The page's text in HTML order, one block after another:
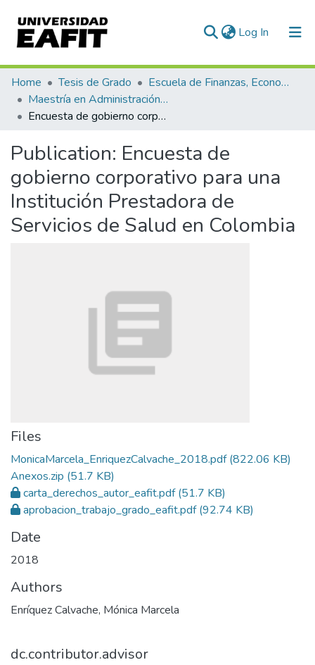
Log In (current)
Communities & Collections
All of DSpace
Home Tesis de Grado
Escuela de Finanzas, Economía y Gobierno
Maestría en Administración Financiera (tesis)
Encuesta de gobierno corporativo para una Institución Prestadora de Servicios de Salud en Colombia
Publication: Encuesta de
gobierno corporativo para una
Institución Prestadora de
Servicios de Salud en Colombia
Files
MonicaMarcela_EnriquezCalvache_2018.pdf(822.06 KB)
Anexos.zip (51.7 KB)
carta_derechos_autor_eafit.pdf(51.7 KB)
aprobacion_trabajo_grado_eafit.pdf(92.74 KB)
Date
2018
Authors
Enríquez Calvache, Mónica Marcela
dc.contributor.advisor